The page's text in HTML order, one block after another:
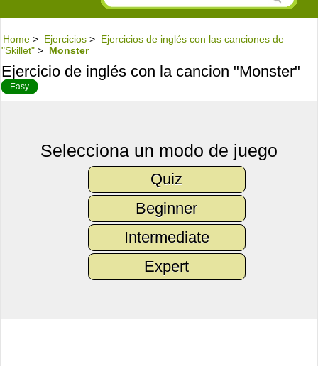
Home > Ejercicios > Ejercicios de inglés con las canciones de
"Skillet" > Monster
Ejercicio de inglés con la cancion "Monster"
Easy
Selecciona un modo de juego
Quiz
Beginner
Intermediate
Expert